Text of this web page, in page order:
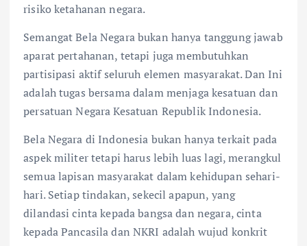
risiko ketahanan negara.
Semangat Bela Negara bukan hanya tanggung jawab
aparat pertahanan, tetapi juga membutuhkan
partisipasi aktif seluruh elemen masyarakat. Dan Ini
adalah tugas bersama dalam menjaga kesatuan dan
persatuan Negara Kesatuan Republik Indonesia.
Bela Negara di Indonesia bukan hanya terkait pada
aspek militer tetapi harus lebih luas lagi, merangkul
semua lapisan masyarakat dalam kehidupan sehari-
hari. Setiap tindakan, sekecil apapun, yang
dilandasi cinta kepada bangsa dan negara, cinta
kepada Pancasila dan NKRI adalah wujud konkrit